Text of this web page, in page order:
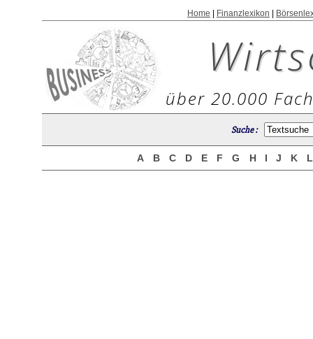
Home Finanzlexikon
über 20.000
Suche :
A B C D E F G H I J K